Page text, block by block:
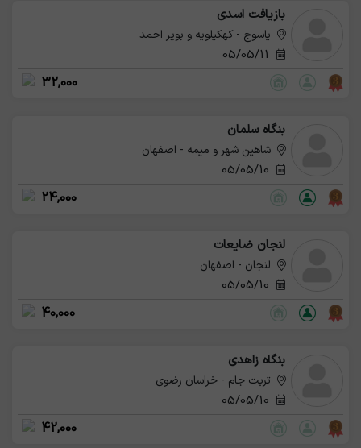
بازیافت اسدی
یاسوج - کهکیلویه و بویر احمد
32,000
بنگاه سلمان
شاهین شهر و میمه - اصفهان
24,000
لنجان ضایعات
لنجان - اصفهان
40,000
بنگاه زاهدی
تربت جام - خراسان رضوی
42,000